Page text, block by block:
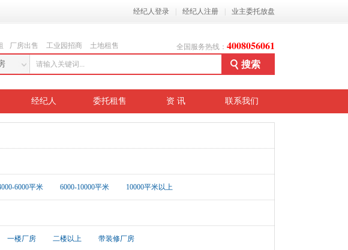
经纪人登录 经纪人注册 业主委托放盘
厂房出售 工业园招商 土地租售 全国服务热线： 4008056061
经纪人 委托租售 资 讯 联系我们
6000平米 6000-10000平米 10000平米以上
一楼厂房 二楼以上 带装修厂房